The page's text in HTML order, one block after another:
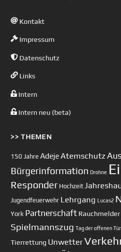
Kontakt
Impressum
Datenschutz
Links
Intern
Intern neu (beta)
>> THEMEN
150 Jahre AdejeAtemschutz
Bürgerinformation Drohne
Responder Hochzeit
Jugendfeuerwehr Lehrgang Lucas2
York Partnerschaft Rauchmelder
Spielmannszug Tag der offenen Tür
Tierrettung Unwetter